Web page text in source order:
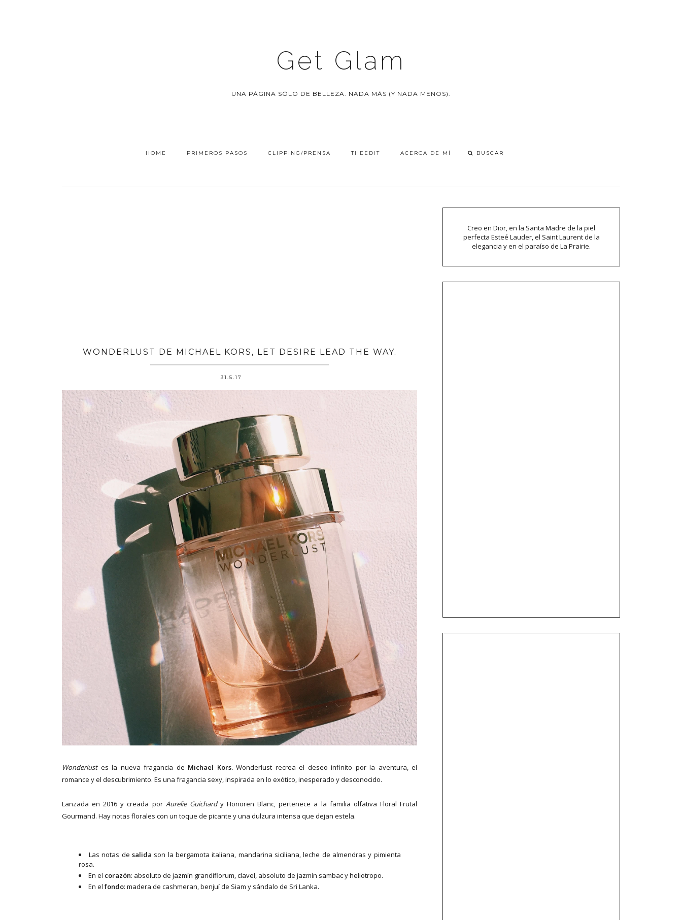
Get Glam
UNA PÁGINA SÓLO DE BELLEZA. NADA MÁS (Y NADA MENOS).
HOME PRIMEROS PASOS CLIPPING/PRENSA THEEDIT ACERCA DE MÍ
WONDERLUST DE MICHAEL KORS, LET DESIRE LEAD THE WAY.
31.5.17
Wonderlustes la nueva fragancia de Michael Kors. Wonderlust recrea el deseo infinito por la aventura, el
romance y el descubrimiento. Es una fragancia sexy, inspirada en lo exótico, inesperado y desconocido.
Lanzada en 2016 y creada por Aurelie Guichard y Honoren Blanc, pertenece a la familia olfativa Floral Frutal
Gourmand. Hay notas florales con un toque de picante y una dulzura intensa que dejan estela.
Las notas de salida son la bergamota italiana, mandarina siciliana, leche de almendras y pimienta
rosa.
En el corazón: absoluto de jazmín grandiflorum, clavel, absoluto de jazmín sambac y heliotropo.
En el fondo: madera de cashmeran, benjuí de Siam y sándalo de Sri Lanka.
Creo en Dior, en la Santa Madre de la piel
perfecta Esteé Lauder, el Saint Laurent de la
elegancia y en el paraíso de La Prairie.